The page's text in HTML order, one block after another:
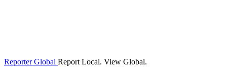
Reporter Global Report Local. View Global.